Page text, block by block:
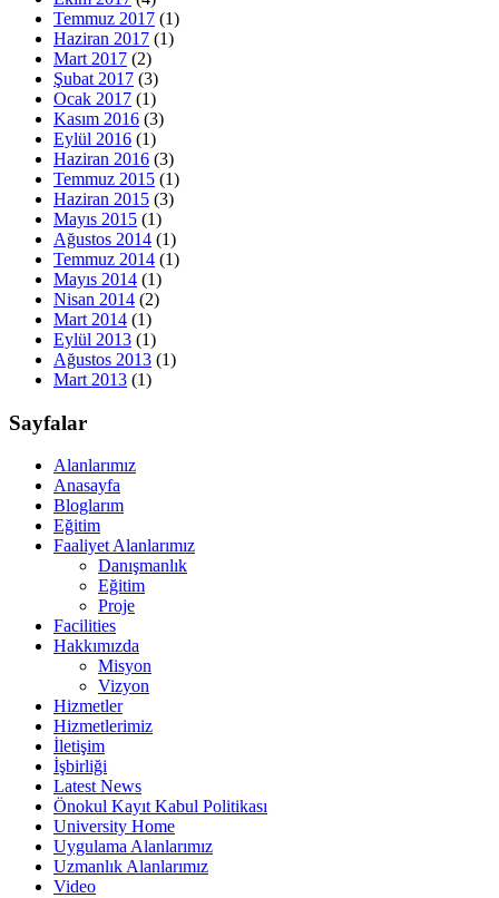
Temmuz 2017 (1)
Haziran 2017 (1)
Mart 2017 (2)
Şubat 2017 (3)
Ocak 2017 (1)
Kasım 2016 (3)
Eylül 2016 (1)
Haziran 2016 (3)
Temmuz 2015 (1)
Haziran 2015 (3)
Mayıs 2015 (1)
Ağustos 2014 (1)
Temmuz 2014 (1)
Mayıs 2014 (1)
Nisan 2014 (2)
Mart 2014 (1)
Eylül 2013 (1)
Ağustos 2013 (1)
Mart 2013 (1)
Sayfalar
Alanlarımız
Anasayfa
Bloglarım
Eğitim
Faaliyet Alanlarımız
Danışmanlık
Eğitim
Proje
Facilities
Hakkımızda
Misyon
Vizyon
Hizmetler
Hizmetlerimiz
İletişim
İşbirliği
Latest News
Önokul Kayıt Kabul Politikası
University Home
Uygulama Alanlarımız
Uzmanlık Alanlarımız
Video